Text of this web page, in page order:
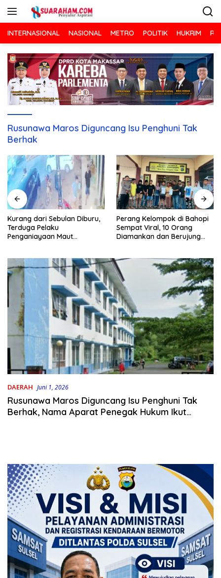
INTERNASIONAL NASIONAL METRO POLITIK HUKRIM
Rusunawa Maros Diguncang Isu Penghuni Tak
Berhak
Kurang dari Sebulan Diburu,
Terduga Pelaku
Penganiayaan Maut
Perang Kelompok di Bahopi
Sempat Viral, 10 Orang
Diamankan dan Berujung
DAERAH Juni 1, 2026
Rusunawa Maros Diguncang Isu Penghuni Tak
Berhak, Nama Aparat Penegak Hukum Ikut